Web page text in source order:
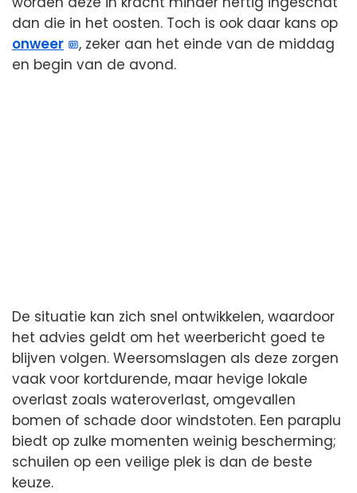
dan die in het oosten. Toch is ook daar kans op
onweer
, zeker aan het einde van de middag
en begin van de avond.
De situatie kan zich snel ontwikkelen, waardoor
het advies geldt om het weerbericht goed te
blijven volgen. Weersomslagen als deze zorgen
vaak voor kortdurende, maar hevige lokale
overlast zoals wateroverlast, omgevallen
bomen of schade door windstoten. Een paraplu
biedt op zulke momenten weinig bescherming;
schuilen op een veilige plek is dan de beste
keuze.